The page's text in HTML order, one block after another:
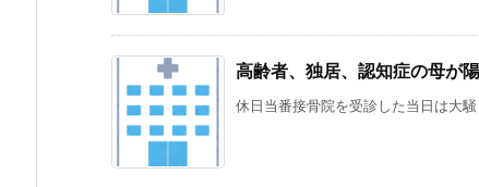
高齢者、独居、認知症の母が
休日当番接骨院を受診した当日は大